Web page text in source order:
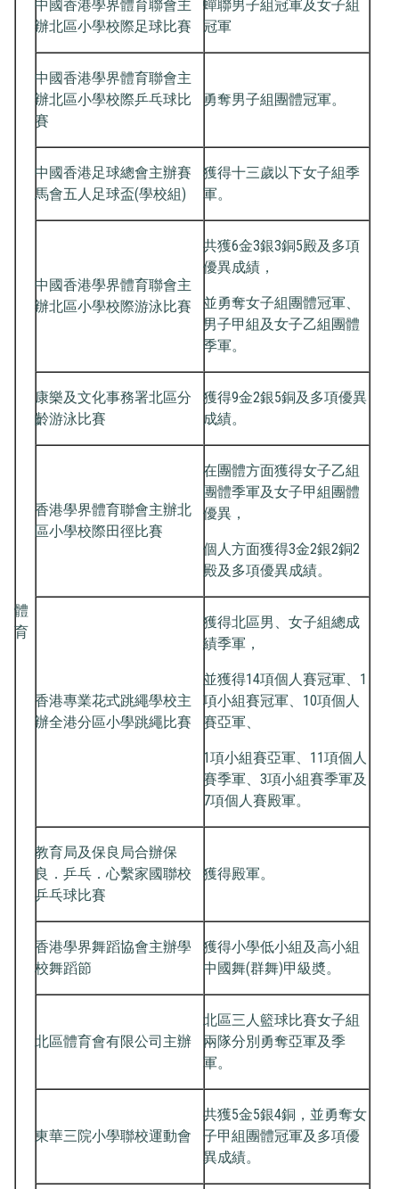
體
育
中國香港學界體育聯會主
辦北區小學校際足球比賽
蟬聯男子組冠軍及女子組
冠軍
中國香港學界體育聯會主
辦北區小學校際乒乓球比
賽
勇奪男子組團體冠軍。
中國香港足球總會主辦賽
馬會五人足球盃(學校組)
獲得十三歲以下女子組季
軍。
中國香港學界體育聯會主
辦北區小學校際游泳比賽
共獲6金3銀3銅5殿及多項
優異成績，
並勇奪女子組團體冠軍、
男子甲組及女子乙組團體
季軍。
康樂及文化事務署北區分
齡游泳比賽
獲得9金2銀5銅及多項優異
成績。
香港學界體育聯會主辦北
區小學校際田徑比賽
在團體方面獲得女子乙組
團體季軍及女子甲組團體
優異，
個人方面獲得3金2銀2銅2
殿及多項優異成績。
香港專業花式跳繩學校主
辦全港分區小學跳繩比賽
獲得北區男、女子組總成
績季軍，
並獲得14項個人賽冠軍、1
項小組賽冠軍、10項個人
賽亞軍、
1項小組賽亞軍、11項個人
賽季軍、3項小組賽季軍及
7項個人賽殿軍。
教育局及保良局合辦保
良．乒乓．心繫家國聯校
乒乓球比賽
獲得殿軍。
香港學界舞蹈協會主辦學
校舞蹈節
獲得小學低小組及高小組
中國舞(群舞)甲級奬。
北區體育會有限公司主辦
北區三人籃球比賽女子組
兩隊分別勇奪亞軍及季
軍。
東華三院小學聯校運動會
共獲5金5銀4銅，並勇奪女
子甲組團體冠軍及多項優
異成績。